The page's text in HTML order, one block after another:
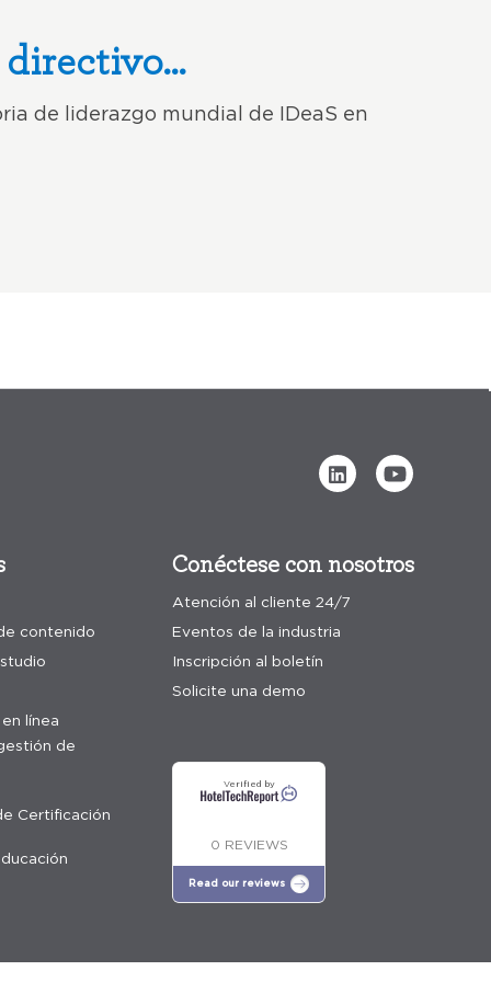
directivo…
de liderazgo mundial de IDeaS en
contenido
línea
de
Certificación
Conéctese con nosotros
Atención al cliente 24/7
Eventos de la industria
Inscripción al boletín
Solicite una demo
Verified by
0 REVIEWS
Read our reviews